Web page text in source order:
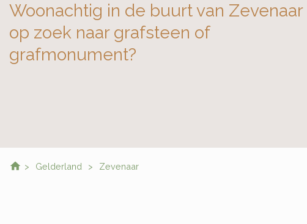
Woonachtig in de buurt van Zevenaar
op zoek naar grafsteen of
grafmonument?
Gelderland Zevenaar